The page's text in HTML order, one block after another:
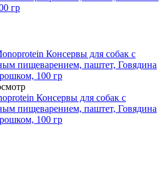
гр
Консервы для собак с
пищеварением, паштет, Говядина
100 гр